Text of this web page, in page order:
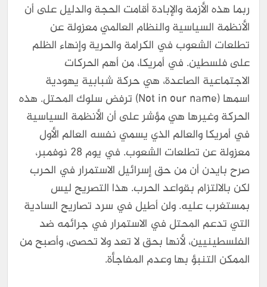
ربما هذه الأزمة والإبادة أقامت الحجة والدليل على أن
الأنظمة السياسية والنظام العالمي معزولة عن
تطلعات الشعوب في الكرامة والحرية وإنهاء الظلم
على فلسطين. في أمريكا، من أهم الحركات
الاجتماعية الصاعدة، هي حركة شبابية يهودية
اسمها (Not in our name) ترفض سلوك المحتل. هذه
الحركة وغيرها هي مؤشر على أن الأنظمة السياسية
في أمريكا والعالم الذي يسمي نفسه العالم الأول
معزولة عن تطلعات الشعوب. في يوم ٢٨ نوفمبر،
صرح بايدن أن من حق إسرائيل الاستمرار في الحرب
لكن بالالتزام بقواعد الحرب. هذا التصريح ليس
بمستغرب عليه. ولن أطيل في سرد تصاريح السادية
التي تدعم المحتل في الاستمرار في جرائمه ضد
الفلسطينيين، لأنها بحق لا تعد ولا تحصى، وأصبح من
الممكن التنبؤ بها وعدم المفاجأة.